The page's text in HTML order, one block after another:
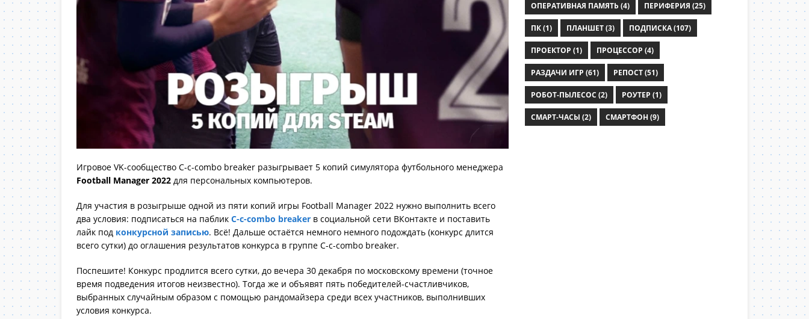
Игровое VK-сообщество C-c-combo breaker разыгрывает 5 копий симулятора футбольного менеджера
Football Manager 2022 для персональных компьютеров.
Для участия в розыгрыше одной из пяти копий игры Football Manager 2022 нужно выполнить всего
два условия: подписаться на паблик C-c-combo breaker в социальной сети ВКонтакте и поставить
лайк под конкурсной записью. Всё! Дальше остаётся немного немного подождать (конкурс длится
всего сутки) до оглашения результатов конкурса в группе C-c-combo breaker.
Поспешите! Конкурс продлится всего сутки, до вечера 30 декабря по московскому времени (точное
время подведения итогов неизвестно). Тогда же и объявят пять победителей-счастливчиков,
выбранных случайным образом с помощью рандомайзера среди всех участников, выполнивших
условия конкурса.
ОПЕРАТИВНАЯ ПАМЯТЬ (4) ПЕРИФЕРИЯ (25)
ПК (1) ПЛАНШЕТ (3) ПОДПИСКА (107)
ПРОЕКТОР (1) ПРОЦЕССОР (4)
РАЗДАЧИ ИГР (61) РЕПОСТ (51)
РОБОТ-ПЫЛЕСОС (2) РОУТЕР (1)
CМАРТ-ЧАСЫ (2) СМАРТФОН (9)